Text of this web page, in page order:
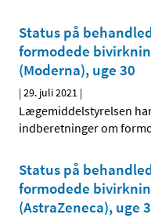
Status på
formodede
(Moderna), uge 30
|29. juli 2021 |
Lægemiddelstyrelsen
indberetninger om
Status på
formodede
(AstraZeneca), uge